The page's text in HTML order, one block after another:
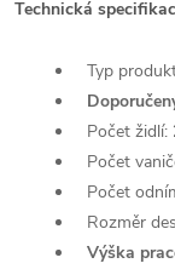
Technická
Typ
Počet židlí:
Počet
Počet
Rozměr
Výška